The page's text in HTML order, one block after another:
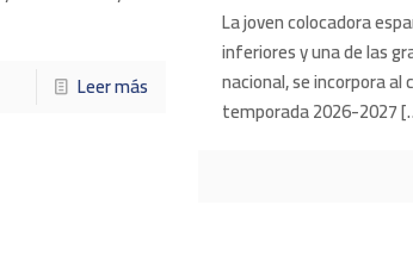
Leer más
La joven colocadora
inferiores y una de las
nacional, se incorpora
temporada 2026-2027